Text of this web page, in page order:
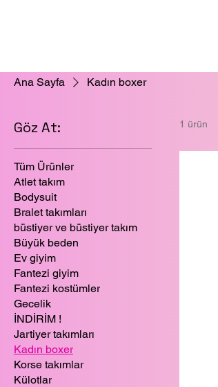
Ana Sayfa Kadın boxer
Göz At:
Tüm Ürünler
Atlet takım
Bodysuit
Bralet takımları
büstiyer ve büstiyer takım
Büyük beden
Ev giyim
Fantezi giyim
Fantezi kostümler
Gecelik
İNDİRİM !
Jartiyer takımları
Kadın boxer
Korse takımlar
Külotlar
1 ürün